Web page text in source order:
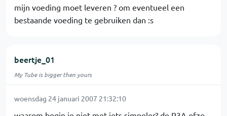
mijn voeding moet leveren ? om eventueel een
bestaande voeding te gebruiken dan :s
beertje_01
My Tube is bigger then yours
woensdag 24 januari 2007 21:32:10